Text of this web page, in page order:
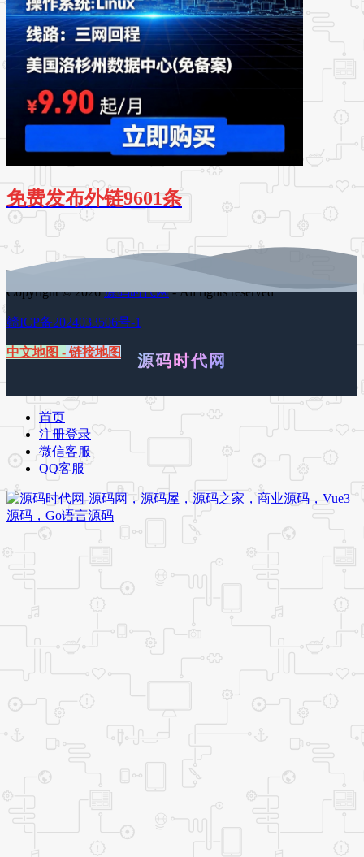
免费发布外链9601条
Copyright © 2026源码时代网- All rights reserved
赣ICP备2024033506号-1
中文地图 - 链接地图 源码时代网
首页
注册登录
微信客服
QQ客服